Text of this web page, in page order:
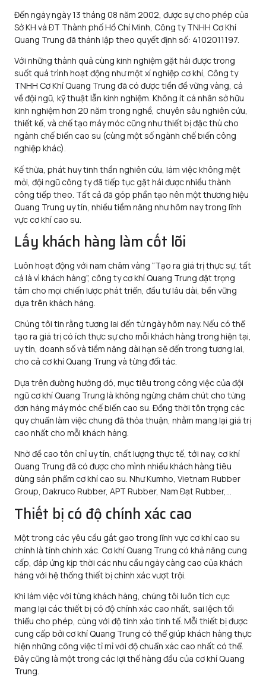
Đến ngày ngày 13 tháng 08 năm 2002, được sự cho phép của
Sở KH và ĐT Thành phố Hồ Chí Minh, Công ty TNHH Cơ Khí
Quang Trung đã thành lập theo quyết định số: 4102011197.
Với những thành quả cùng kinh nghiệm gặt hái được trong
suốt quá trình hoạt động như một xí nghiệp cơ khí, Công ty
TNHH Cơ Khí Quang Trung đã có được tiền đề vững vàng, cả
về đội ngũ, kỹ thuật lẫn kinh nghiệm. Không ít cá nhân sở hữu
kinh nghiệm hơn 20 năm trong nghề, chuyên sâu nghiên cứu,
thiết kế, và chế tạo máy móc cũng như thiết bị đặc thù cho
ngành chế biến cao su (cùng một số ngành chế biến công
nghiệp khác).
Kế thừa, phát huy tinh thần nghiên cứu, làm việc không mệt
mỏi, đội ngũ công ty đã tiếp tục gặt hái được nhiều thành
công tiếp theo. Tất cả đã góp phần tạo nên một thương hiệu
Quang Trung uy tín, nhiều tiềm năng như hôm nay trong lĩnh
vực cơ khí cao su.
Lấy khách hàng làm cốt lõi
Luôn hoạt động với nam châm vàng “Tạo ra giá trị thực sự, tất
cả là vì khách hàng”, công ty cơ khí Quang Trung đặt trọng
tâm cho mọi chiến lược phát triển, đầu tư lâu dài, bền vững
dựa trên khách hàng.
Chúng tôi tin rằng tương lai đến từ ngày hôm nay. Nếu có thể
tạo ra giá trị có ích thực sự cho mỗi khách hàng trong hiện tại,
uy tín, doanh số và tiềm năng dài hạn sẽ đến trong tương lai,
cho cả cơ khí Quang Trung và từng đối tác.
Dựa trên đường hướng đó, mục tiêu trong công việc của đội
ngũ cơ khí Quang Trung là không ngừng chăm chút cho từng
đơn hàng máy móc chế biến cao su. Đồng thời tôn trọng các
quy chuẩn làm việc chung đã thỏa thuận, nhằm mang lại giá trị
cao nhất cho mỗi khách hàng.
Nhờ đề cao tôn chỉ uy tín, chất lượng thực tế, tới nay, cơ khí
Quang Trung đã có được cho mình nhiều khách hàng tiêu
dùng sản phẩm cơ khí cao su. Như Kumho, Vietnam Rubber
Group, Dakruco Rubber, APT Rubber, Nam Đạt Rubber,…
Thiết bị có độ chính xác cao
Một trong các yêu cầu gắt gao trong lĩnh vực cơ khí cao su
chính là tính chính xác. Cơ khí Quang Trung có khả năng cung
cấp, đáp ứng kịp thời các nhu cầu ngày càng cao của khách
hàng với hệ thống thiết bị chính xác vượt trội.
Khi làm việc với từng khách hàng, chúng tôi luôn tích cực
mang lại các thiết bị có độ chính xác cao nhất, sai lệch tối
thiểu cho phép, cùng với độ tinh xảo tinh tế. Mỗi thiết bị được
cung cấp bởi cơ khí Quang Trung có thể giúp khách hàng thực
hiện những công việc tỉ mỉ với độ chuẩn xác cao nhất có thể.
Đây cũng là một trong các lợi thế hàng đầu của cơ khí Quang
Trung.